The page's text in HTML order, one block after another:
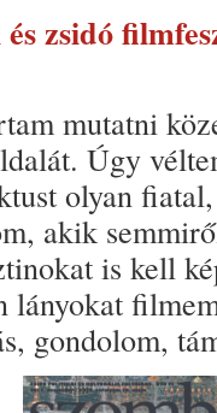
zsidó
mutatni
Úgy
olyan
akik
is kell
lányokat
gondolom,